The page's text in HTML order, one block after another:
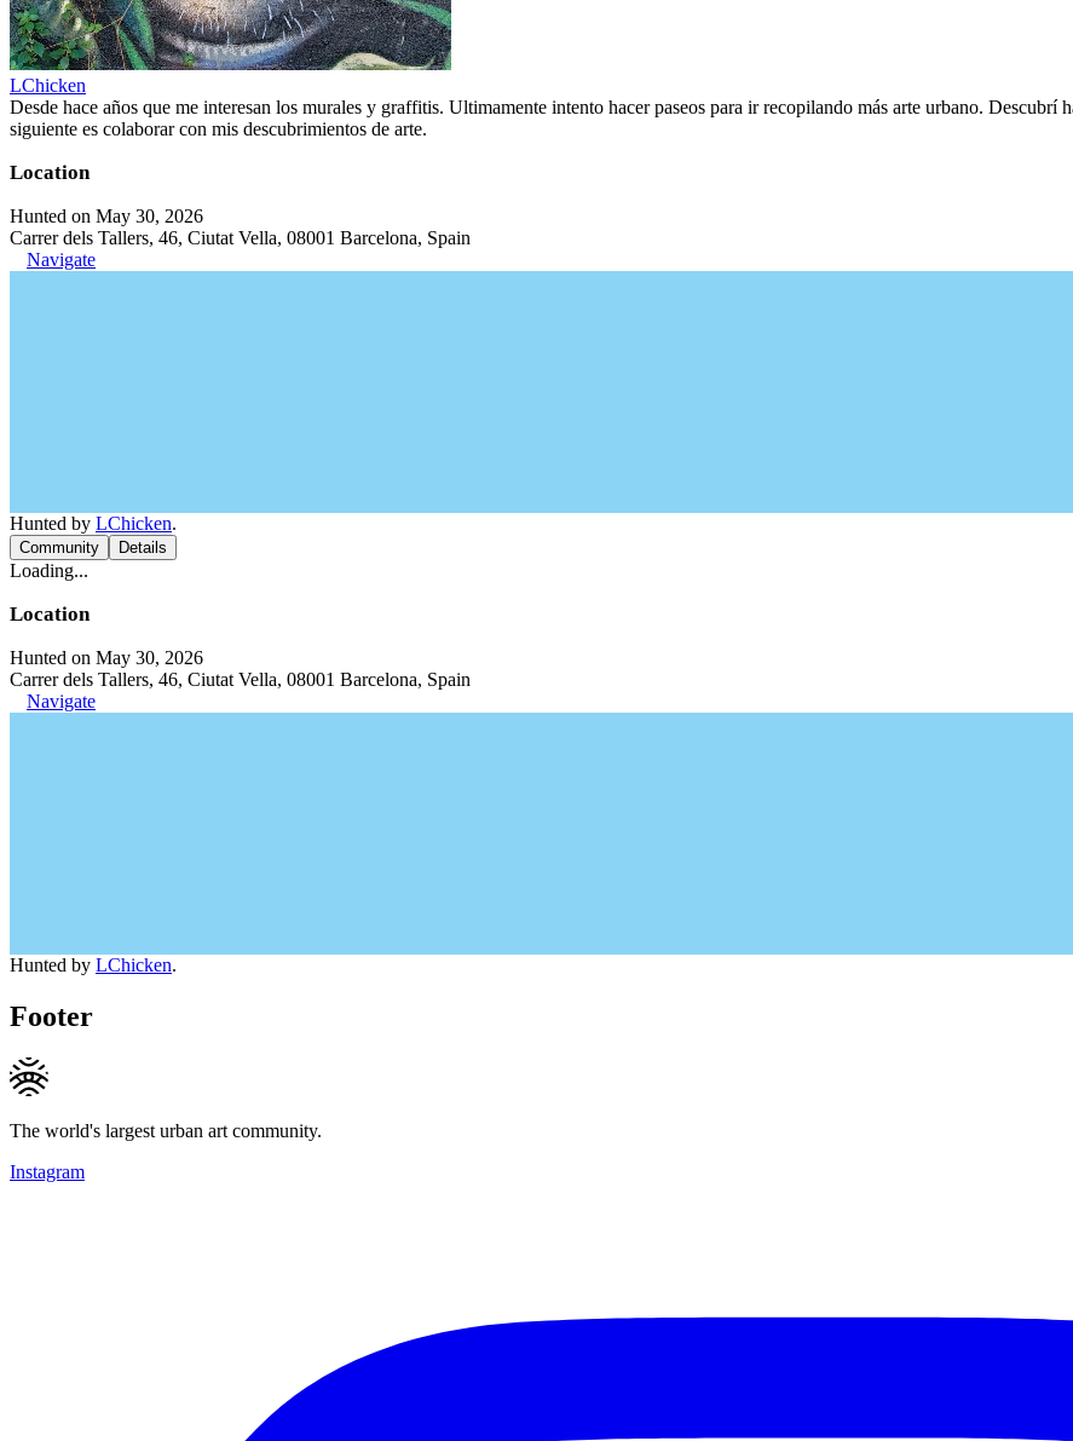
LChicken
Desde hace años que me interesan los murales y graffitis. Ultimamente intento hacer paseos para ir recopilando más arte urbano.
siguiente es colaborar con mis descubrimientos de arte.
Location
Hunted on May 30, 2026
Carrer dels Tallers, 46, Ciutat Vella, 08001 Barcelona, Spain
Navigate
Hunted by LChicken.
Community Details
Loading...
Location
Hunted on May 30, 2026
Carrer dels Tallers, 46, Ciutat Vella, 08001 Barcelona, Spain
Navigate
Hunted by LChicken.
Footer
The world's largest urban art community.
Instagram